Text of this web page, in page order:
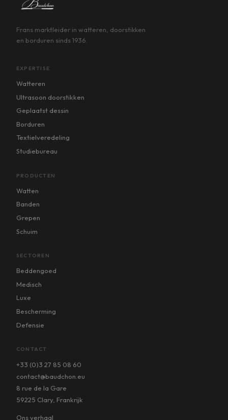
Frans marktleider in watteren, doorstikken
en borduren sinds 1936.
EXPERTISE
Watteren
Ultrasoon doorstikken
Geplaatst dessin
Borduren
Textielveredeling
Studiebureau
PRODUCTEN
Watten
Banden
Grepen
Schuim
SECTOREN
Beddengoed
Medisch
Luxe
Bescherming
Defensie
CONTACT
+33 (0)3 27 85 08 60
contact@baudchon.eu
8 rue de la Gare
59225 Clary, Frankrijk
Ons verhaal